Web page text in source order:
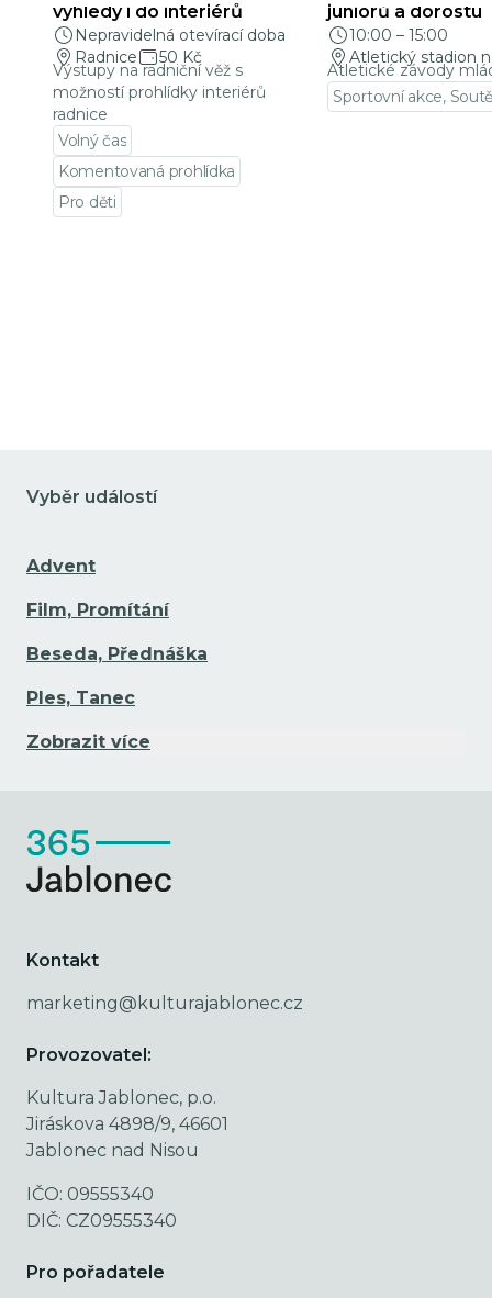
výhledy i do interiérů
Nepravidelná otevírací doba
Radnice
50 Kč
Výstupy na radniční věž s
možností prohlídky interiérů
radnice
Volný čas
Komentovaná prohlídka
Pro děti
juniorů a dorostu
10:00 – 15:00
Atletický stadion
Atletické závody
Sportovní akce,
Vyběr událostí
Advent
Film, Promítání
Beseda, Přednáška
Ples, Tanec
Zobrazit více
Kontakt
marketing@kulturajablonec.cz
Provozovatel:
Kultura Jablonec, p.o.
Jiráskova 4898/9, 46601
Jablonec nad Nisou
IČO: 09555340
DIČ: CZ09555340
Pro pořadatele